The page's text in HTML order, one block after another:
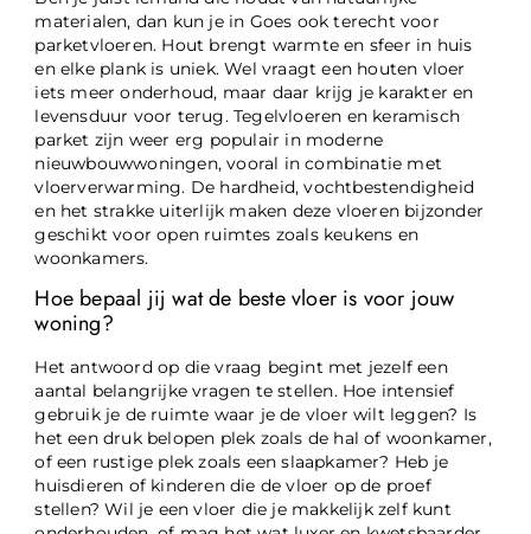
materialen, dan kun je in Goes ook terecht voor
parketvloeren. Hout brengt warmte en sfeer in huis
en elke plank is uniek. Wel vraagt een houten vloer
iets meer onderhoud, maar daar krijg je karakter en
levensduur voor terug. Tegelvloeren en keramisch
parket zijn weer erg populair in moderne
nieuwbouwwoningen, vooral in combinatie met
vloerverwarming. De hardheid, vochtbestendigheid
en het strakke uiterlijk maken deze vloeren bijzonder
geschikt voor open ruimtes zoals keukens en
woonkamers.
Hoe bepaal jij wat de beste vloer is voor jouw
woning?
Het antwoord op die vraag begint met jezelf een
aantal belangrijke vragen te stellen. Hoe intensief
gebruik je de ruimte waar je de vloer wilt leggen? Is
het een druk belopen plek zoals de hal of woonkamer,
of een rustige plek zoals een slaapkamer? Heb je
huisdieren of kinderen die de vloer op de proef
stellen? Wil je een vloer die je makkelijk zelf kunt